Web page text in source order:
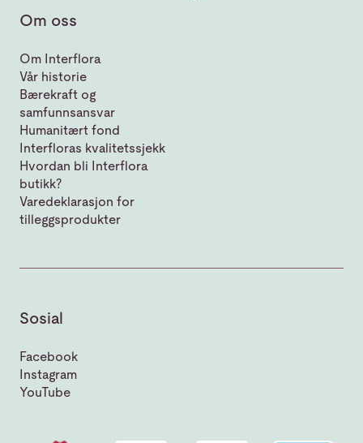
Om oss
Om Interflora
Vår historie
Bærekraft og
samfunnsansvar
Humanitært fond
Interfloras kvalitetssjekk
Hvordan bli Interflora
butikk?
Varedeklarasjon for
tilleggsprodukter
Sosial
Facebook
Instagram
YouTube